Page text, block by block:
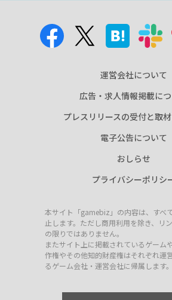
運営会社について
広告・求人情報掲載に
プレスリリースの受付と取
電子公告について
おしらせ
プライバシーポリシ
本サイト「gamebiz」の内容は、すべ
止します。ただし商用利用を除き、リ
の限りではありません。
またサイト上に掲載されているゲーム
作権やその他知的財産権はそれぞれ運
るゲーム会社・運営会社に帰属します。